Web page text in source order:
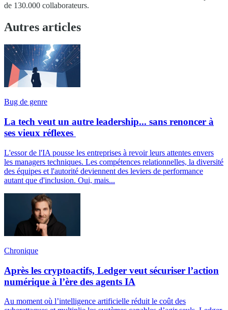
de 130.000 collaborateurs.
Autres articles
Bug de genre
La tech veut un autre leadership... sans renoncer à
ses vieux réflexes
L'essor de l'IA pousse les entreprises à revoir leurs attentes envers
les managers techniques. Les compétences relationnelles, la diversité
des équipes et l'autorité deviennent des leviers de performance
autant que d'inclusion. Oui, mais...
Chronique
Après les cryptoactifs, Ledger veut sécuriser l’action
numérique à l’ère des agents IA
Au moment où l’intelligence artificielle réduit le coût des